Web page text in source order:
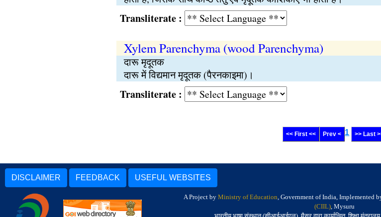
Transliterate :
Xylem Parenchyma (wood Parenchyma)
दारू मृदूतक
दारू में विद्यमान मृदूतक (पैरनकाइमा)।
Transliterate :
<< First << Prev < 1 >> Last
DISCLAIMER FEEDBACK USEFUL WEBSITES
A Project by Ministry of Education, Government of India, Implemented
(CIIL), Mysuru